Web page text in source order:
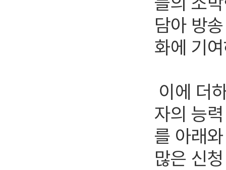
담아 방
화에 기
이에 더
자의 능
를 아래
많은 신